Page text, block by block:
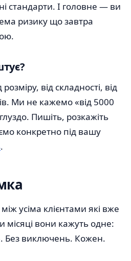
стандарти. І головне — ви
ризику що завтра
від складності, від
Ми не кажемо «від 5000
Пишіть, розкажіть
конкретно під вашу
.
усіма клієнтами які вже
місяці вони кажуть одне:
Без виключень. Кожен.